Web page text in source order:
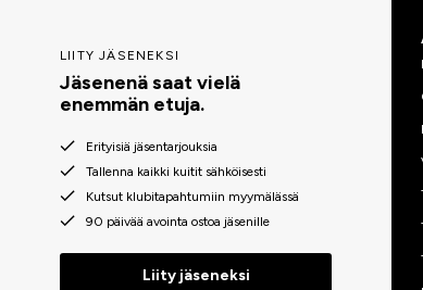
LIITY JÄSENEKSI
Jäsenenä saat vielä
enemmän etuja.
Erityisiä jäsentarjouksia
Tallenna kaikki kuitit sähköisesti
Kutsut klubitapahtumiin myymälässä
90 päivää avointa ostoa jäsenille
Liity jäseneksi